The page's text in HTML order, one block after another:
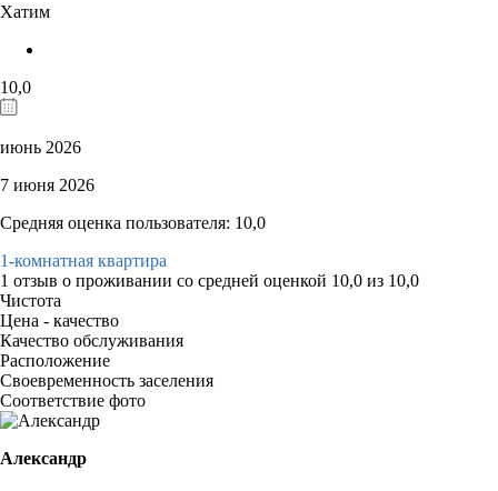
Хатим
10,0
июнь 2026
7 июня 2026
Средняя оценка пользователя: 10,0
1-комнатная квартира
1 отзыв о проживании со средней оценкой 10,0 из 10,0
Чистота
Цена - качество
Качество обслуживания
Расположение
Своевременность заселения
Соответствие фото
Александр